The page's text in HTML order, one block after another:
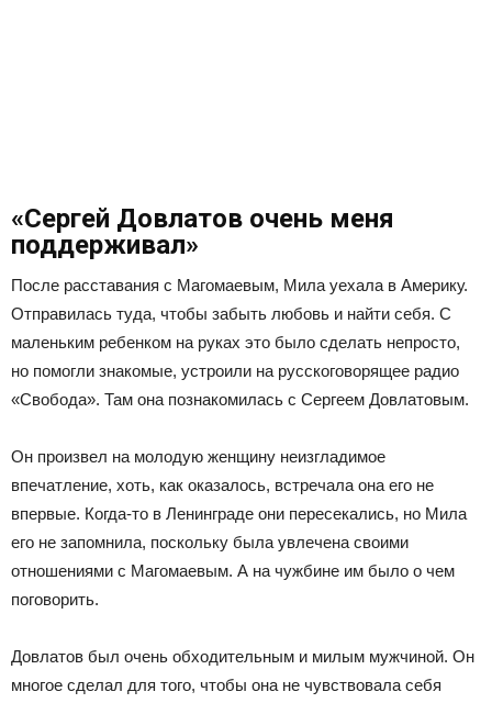
«Сергей Довлатов очень меня
поддерживал»
После расставания с Магомаевым, Мила уехала в Америку.
Отправилась туда, чтобы забыть любовь и найти себя. С
маленьким ребенком на руках это было сделать непросто,
но помогли знакомые, устроили на русскоговорящее радио
«Свобода». Там она познакомилась с Сергеем Довлатовым.
Он произвел на молодую женщину неизгладимое
впечатление, хоть, как оказалось, встречала она его не
впервые. Когда-то в Ленинграде они пересекались, но Мила
его не запомнила, поскольку была увлечена своими
отношениями с Магомаевым. А на чужбине им было о чем
поговорить.
Довлатов был очень обходительным и милым мужчиной. Он
многое сделал для того, чтобы она не чувствовала себя